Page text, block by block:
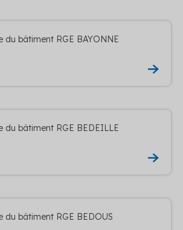
du bâtiment RGE BAYONNE
du bâtiment RGE BEDEILLE
du bâtiment RGE BEDOUS